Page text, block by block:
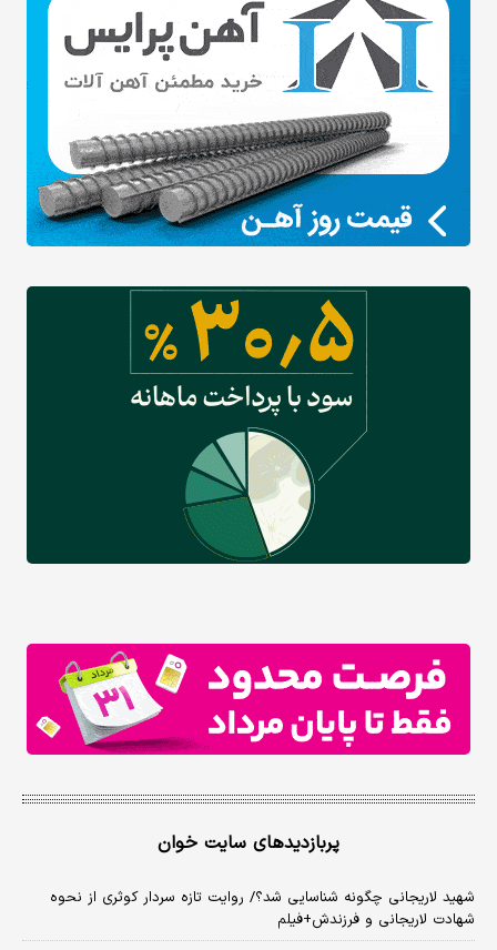
پربازدیدهای سایت خوان
شهید لاریجانی چگونه شناسایی شد؟/ روایت تازه سردار کوثری از نحوه
شهادت لاریجانی و فرزندش+فیلم